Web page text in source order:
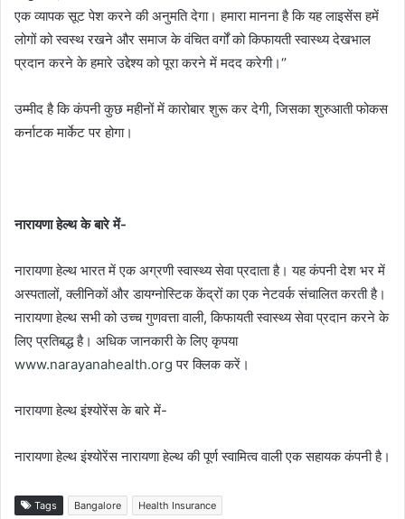
एक व्यापक सूट पेश करने की अनुमति देगा। हमारा मानना है कि यह लाइसेंस हमें
लोगों को स्वस्थ रखने और समाज के वंचित वर्गों को किफायती स्वास्थ्य देखभाल
प्रदान करने के हमारे उद्देश्य को पूरा करने में मदद करेगी।‘’
उम्मीद है कि कंपनी कुछ महीनों में कारोबार शुरू कर देगी, जिसका शुरुआती फोकस
कर्नाटक मार्केट पर होगा।
नारायणा हेल्थ के बारे में-
नारायणा हेल्थ भारत में एक अग्रणी स्वास्थ्य सेवा प्रदाता है। यह कंपनी देश भर में
अस्पतालों, क्लीनिकों और डायग्नोस्टिक केंद्रों का एक नेटवर्क संचालित करती है।
नारायणा हेल्थ सभी को उच्च गुणवत्ता वाली, किफायती स्वास्थ्य सेवा प्रदान करने के
लिए प्रतिबद्ध है। अधिक जानकारी के लिए कृपया
www.narayanahealth.org पर क्लिक करें।
नारायणा हेल्थ इंश्योरेंस के बारे में-
नारायणा हेल्थ इंश्योरेंस नारायणा हेल्थ की पूर्ण स्वामित्व वाली एक सहायक कंपनी है।
Tags Bangalore Health Insurance